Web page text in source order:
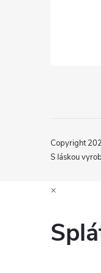
Copyright
S láskou
×